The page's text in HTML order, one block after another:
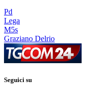
Pd
Lega
M5s
Graziano Delrio
Seguici su